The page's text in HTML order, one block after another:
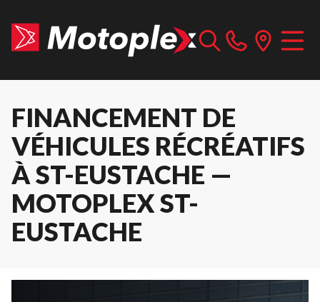
FINANCEMENT DE
VÉHICULES RÉCRÉATIFS
À ST-EUSTACHE —
MOTOPLEX ST-
EUSTACHE